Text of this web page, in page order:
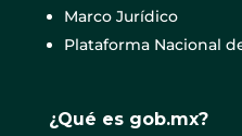
Marco Jurídico
Plataforma Nacional
¿Qué es gob.mx?